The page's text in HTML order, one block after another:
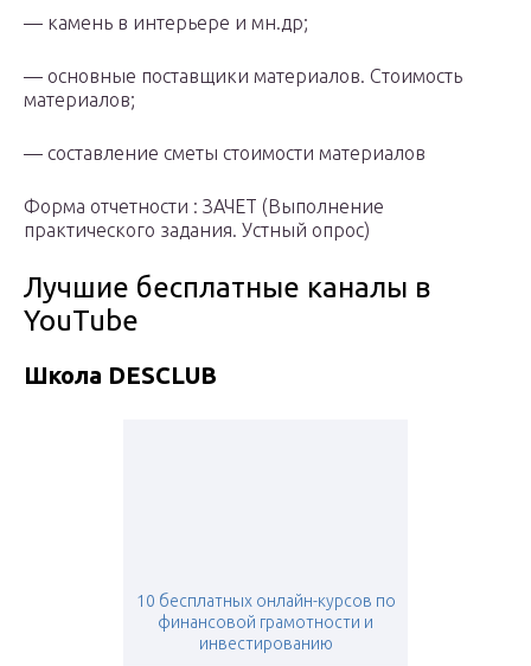
— камень в интерьере и мн.др;
— основные поставщики материалов. Стоимость
материалов;
— составление сметы стоимости материалов
Форма отчетности : ЗАЧЕТ (Выполнение
практического задания. Устный опрос)
Лучшие бесплатные каналы в
YouTube
Школа DESCLUB
10 бесплатных онлайн-курсов по
финансовой грамотности и
инвестированию